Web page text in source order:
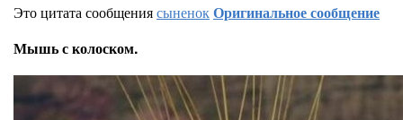
Это цитата сообщениясыненокОригинальное сообщение
Мышь с колоском.